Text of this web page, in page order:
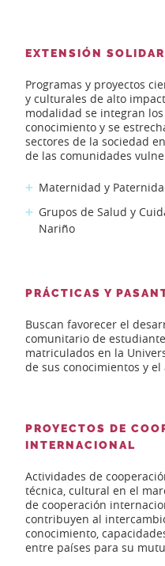
EXTENSIÓN
Programas y proyectos
y culturales de alto
modalidad se integran
conocimiento y se
sectores de la sociedad
de las comunidades
Maternidad y
Grupos de Salud y
Nariño
PRÁCTICAS Y
Buscan favorecer el
comunitario de
matriculados en la
de sus conocimientos y
PROYECTOS DE
INTERNACIONAL
Actividades de
técnica, cultural en el
de cooperación
contribuyen al
conocimiento,
entre países para su